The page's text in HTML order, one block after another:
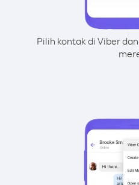
Pilih kontak di Viber